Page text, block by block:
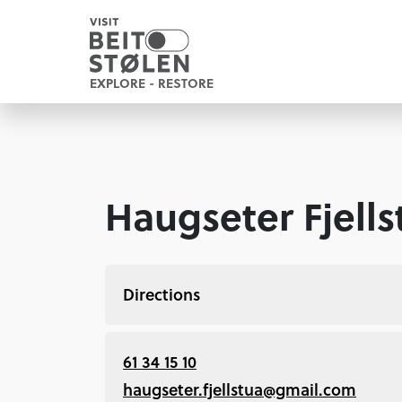
EXPLORE - RESTORE
Haugseter
Directions
61 34 15 10
haugseter.fjellstua@gmail.com